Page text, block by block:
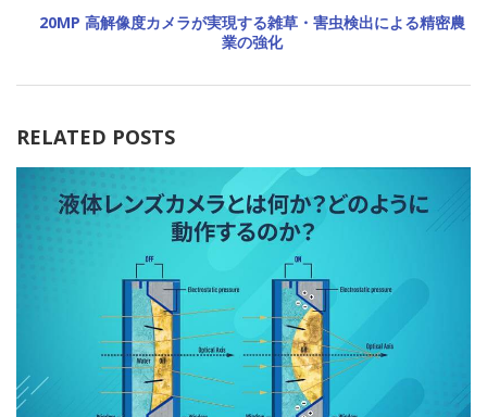
20MP 高解像度カメラが実現する雑草・害虫検出による精密農
業の強化
RELATED POSTS